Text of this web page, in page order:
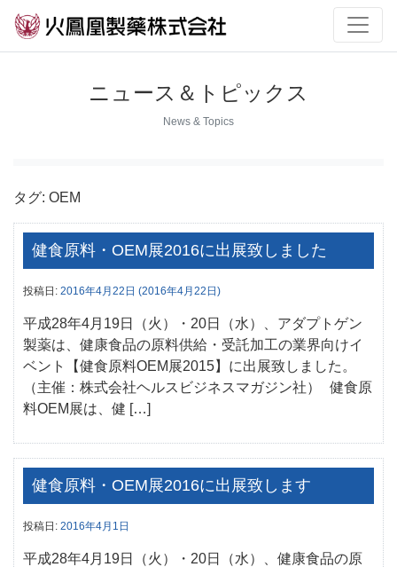
ニュース＆トピックス
News & Topics
タグ: OEM
健食原料・OEM展2016に出展致しました
投稿日: 2016年4月22日 (2016年4月22日)
平成28年4月19日（火）・20日（水）、アダプトゲン
製薬は、健康食品の原料供給・受託加工の業界向けイ
ベント【健食原料OEM展2015】に出展致しました。
（主催：株式会社ヘルスビジネスマガジン社） 健食原
料OEM展は、健 […]
健食原料・OEM展2016に出展致します
投稿日: 2016年4月1日
平成28年4月19日（火）・20日（水）、健康食品の原